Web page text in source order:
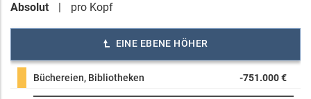
Absolut
pro Kopf
EINE EBENE HÖHER
Büchereien, Bibliotheken -751.000 €